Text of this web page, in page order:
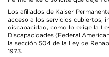
Los afiliados de Kaiser
acceso a los servicios cubiertos,
discapacidad, como lo exige la
Discapacidades (Federal
la sección 504 de la Ley de
1973.